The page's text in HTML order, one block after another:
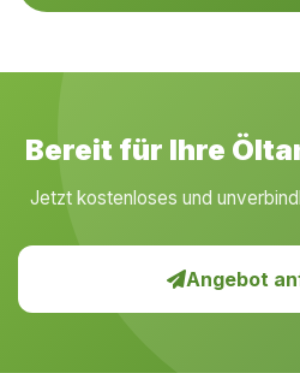
Bereit für Ihre
Jetzt kostenloses und
Angebot